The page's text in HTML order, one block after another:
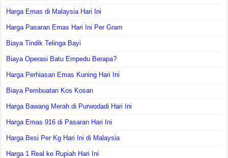
Harga Emas di Malaysia Hari Ini
Harga Pasaran Emas Hari Ini Per Gram
Biaya Tindik Telinga Bayi
Biaya Operasi Batu Empedu Berapa?
Harga Perhiasan Emas Kuning Hari Ini
Biaya Pembuatan Kos Kosan
Harga Bawang Merah di Purwodadi Hari Ini
Harga Emas 916 di Pasaran Hari Ini
Harga Besi Per Kg Hari Ini di Malaysia
Harga 1 Real ke Rupiah Hari Ini